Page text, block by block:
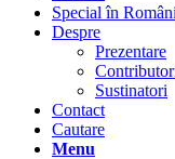
Special în
Despre
Prezentare
Sustinatori
Contact
Cautare
Menu